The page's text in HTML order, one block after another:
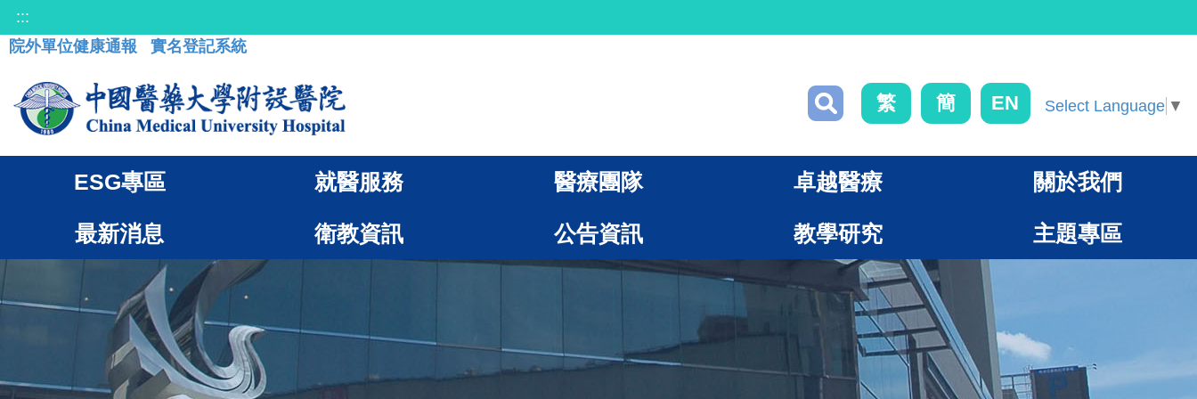
:::
院外單位健康通報
實名登記系統
繁 簡 EN Select Language ▼
ESG專區 就醫服務 醫療團隊 卓越醫療 關於我們
最新消息 衛教資訊 公告資訊 教學研究 主題專區